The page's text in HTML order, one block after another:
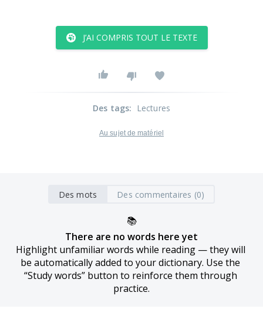
J’AI COMPRIS TOUT LE TEXTE
Des tags: Lectures
Au sujet de matériel
Des mots Des commentaires (0)
📚
There are no words here yet
Highlight unfamiliar words while reading — they will
be automatically added to your dictionary. Use the
“Study words” button to reinforce them through
practice.